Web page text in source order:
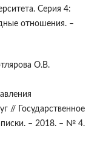
Серия 4:
отношения. –
О.В.
// Государственное
– 2018. – № 4.